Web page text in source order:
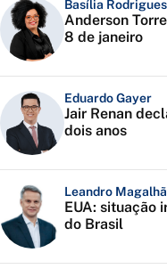
Basília Rodrigues
Anderson
8 de janeiro
Eduardo Gayer
Jair Renan
dois anos
Leandro
EUA: situação
do Brasil